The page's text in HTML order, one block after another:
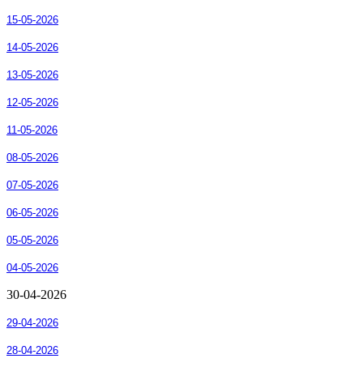
15-05-2026
14-05-2026
13-05-2026
12-05-2026
11-05-2026
08-05-2026
07-05-2026
06-05-2026
05-05-2026
04-05-2026
30-04-2026
29-04-2026
28-04-2026